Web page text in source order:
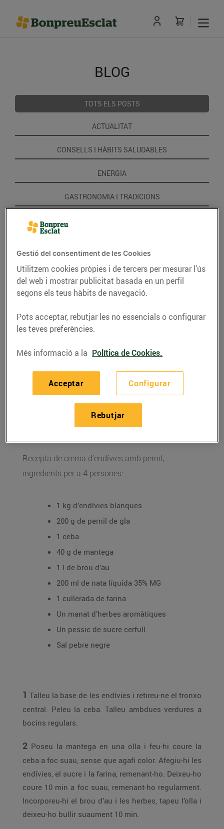
BLOG
TOTS ELS POSTS
ACTUALITAT
CONSELLS I HÀBITS SALUDABLES
ENERGIA
GASTRONOMIA I TRADICIONS
RECEPTES
Recepta de crema
d’endívies amb pernil
18/de gener/2019
Recepta de crema d’endívies amb pernil,
ingredients per a 4 persones:
1 kg d’endívies blanques
200 g de pernil de gla
1 ceba
40 g de mantega
1 l de brou d’au
200 ml de nata líquida 35% MG
1 cullerada de farina
Un manat d’herbes aromàtiques
Un pessic de sucre cerfull
Sal pebre negre
1 Talleu la base de les endívies i retireu-ne el tronxo
central. Peleu la ceba. Talleu ambdues verdures a
bocins regulars.
2 Poseu la mantega en una olla i feu-hi coure la
ceba a foc suau, sense que agafi color. Afegiu-hi les
endívies, el sucre i la farina, remenant-ho. Deixeu-ho
coure 10 min a foc suau, remenant-ho regularment.
Incorporeu-hi el brou d’au i les herbes, tapeu l’olla i
deixeu-ho bullir suaument 10 min.
Gestió del consentiment de les Cookies
Utilitzem cookies pròpies i de tercers per mesurar l’ús
del web i mostrar publicitat basada en un perfil
segons els teus hàbits de navegació.
Pots acceptar, rebutjar les no essencials o configurar
les teves preferències.
Més informació a la Política de Cookies.
Configurar
Rebutjar
Acceptar